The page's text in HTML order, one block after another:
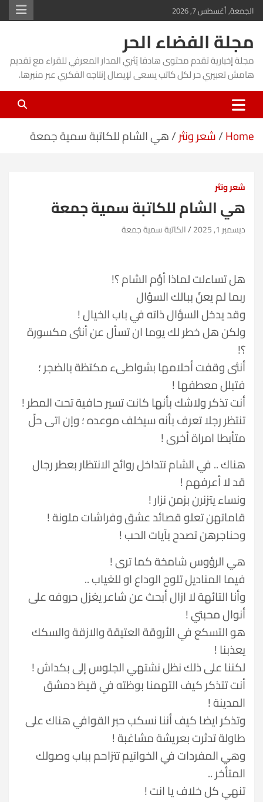
Skip
to
content
الجمعة, أغسطس 7, 2026
مجلة الفضاء الحر
مجلة إخبارية تقدم محتوى هادفا يُثري المدار المعرفي للقراء مع تقديم
هامش تعبيري حر لكل كاتب يسعى لإيصال إنتاجه الفكري عبر منبرها.
Home شعر ونثر هي الشام للكاتبة سمية جمعة
شعر ونثر
هي الشام للكاتبة سمية جمعة
ديسمبر 1, 2025 الكاتبة سمية جمعة
هل تساءلت لماذا أؤم الشام ؟!
ربما لم يعنّ ببالك السؤال
وقد يدخل السؤال ذاته في باب الخيال !
ولكن هل خطر لك يوما ان تسأل عن أنثى مكسورة
؟!
أنثى وقفت أحلامها بشواطىء مكتظة بالضجر ؛
فتبلل معطفها !
أنت تذكر ولاشك بأنها كانت تسير حافية تحت المطر !
تنتظر رجلا تعرف بأنه سيخلف موعده ؛ وإن اتى حلّ
متأبطا امراة أخرى !
هناك .. في الشام تتداخل روائح الانتظار بعطر رجال
قد لا أعرفهم !
ونساء يتزنرن بزمن نزار !
قاماتهن تعلو قصائد عشق وفراشات ملونة !
وحناجرهن تصدح بآيات الحب !
هي الرؤوس شامخة كما ترى !
فيما المناديل تلوح الوداع او للغياب ..
وأنا التائهة لا ازال أبحث عن شاعر يغزل حروفه على
أنوال محبتي !
هو التسكع في الأروقة العتيقة والازقة والسكك
يعذبنا !
لكننا على ذلك نظل نشتهي الجلوس إلى بكداش !
أنت تتذكر كيف التهمنا بوظته في قيظ دمشق
المدينة !
وتذكر ايضا كيف أننا نسكب حبر القوافي هناك على
طاولة تدثرت بعريشة مشاغبة !
وهي المفردات في الخواتيم تتزاحم بباب وصولك
المتأخر ..
تنهي كل خلاف يا انت !